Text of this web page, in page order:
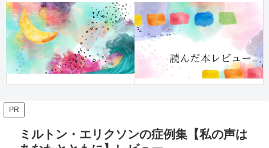
PR
ミルトン・エリクソンの症例集【私の声は